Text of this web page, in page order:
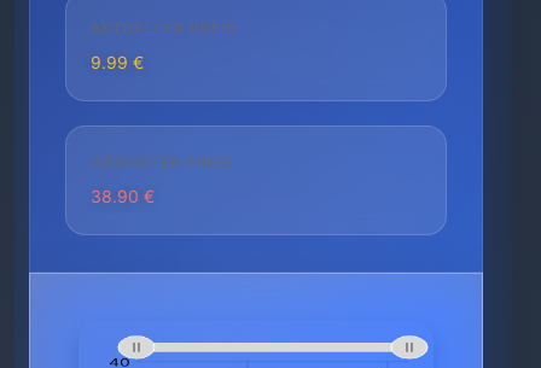
AKTUELLER PREIS
9.99 €
HÖCHSTER PREIS
38.90 €